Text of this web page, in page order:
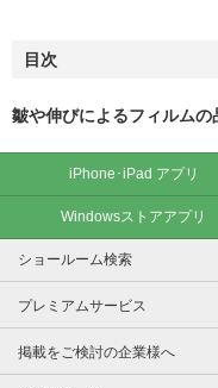
目次
皺や伸びによるフィルム
iPhone･iPad アプリ
Windowsストアアプリ
ショールーム検索
プレミアムサービス
掲載をご検討の企業様へ